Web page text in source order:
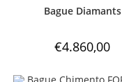
Bague Diamants
€4.860,00